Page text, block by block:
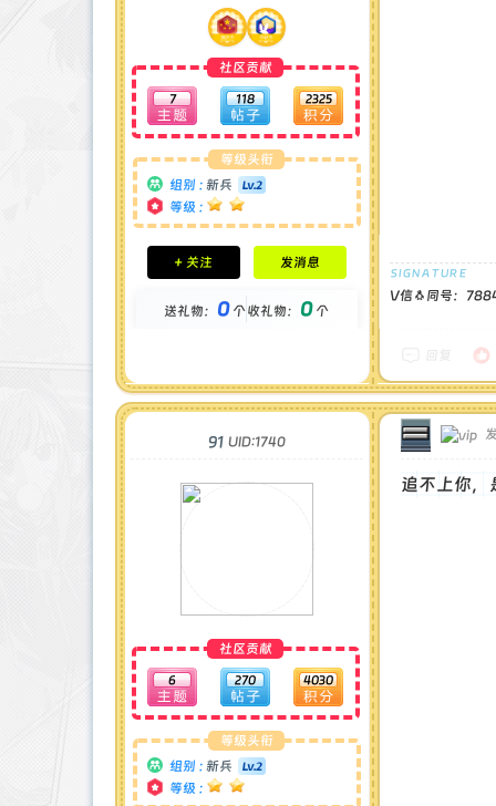
社区贡献
7 118 2325
等级头衔
组别 : 新兵
等级 :
积分成就
钻石 : 0 颗
金币 : 0 枚
+ 关注 发消息
送礼物： 0个收礼物： 0个
V信🐧同号：
91 UID:1740
社区贡献
6 270 4030
等级头衔
组别 : 新兵
等级 :
追不上你，